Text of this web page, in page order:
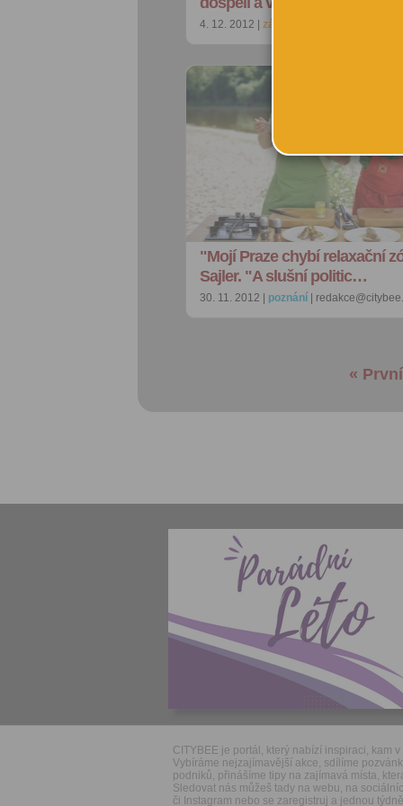
4. 12. 2012 | zábava
"Mojí Praze chybí relaxační
Sajler. "A slušní politic…
30. 11. 2012 | poznání |
« První
CITYBEE je portál, který nabízí inspiraci, kam v
Vybíráme nejzajímavější akce, sdílíme
podniků, přinášíme tipy na zajímavá místa,
Sledovat nás můžeš tady na webu, na
či Instagram nebo se zaregistruj a jednou